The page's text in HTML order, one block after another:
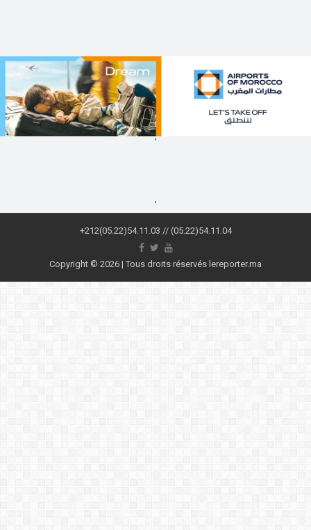
,
,
+212(05.22)54.11.03 // (05.22)54.11.04
Copyright © 2026 | Tous droits réservés lereporter.ma